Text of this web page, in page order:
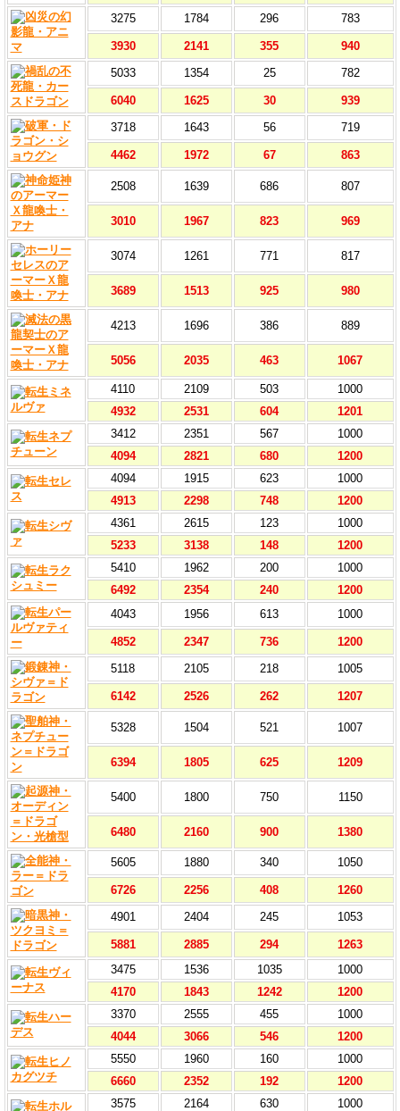
3275 1784 296 783
3930 2141 355
940
5033
1354 25 782
6040 1625 30
939
3718
1643 56 719
4462 1972 67 863
2508 1639 686 807
3010 1967 823 969
3074 1261 771 817
3689 1513 925 980
4213 1696 386 889
5056 2035 463 1067
4110 2109 503
1000
4932
2531 604
1201
3412
2351 567
1000
4094
2821 680
1200
4094
1915 623
1000
4913
2298 748
1200
4361
2615 123
1000
5233
3138 148
1200
5410
1962 200
1000
6492
2354 240
1200
4043
1956 613 1000
4852 2347 736
1200
5118
2105 218 1005
6142 2526 262 1207
5328 1504 521 1007
6394 1805 625 1209
5400 1800 750 1150
6480 2160 900 1380
5605 1880 340 1050
6726 2256 408
1260
4901
2404 245 1053
5881 2885 294
1263
3475
1536 1035
1000
4170
1843 1242
1200
3370
2555 455
1000
4044
3066 546
1200
5550
1960 160
1000
6660
2352 192
1200
3575
2164 630
1000